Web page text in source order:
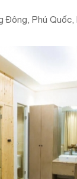
Phú Quốc,